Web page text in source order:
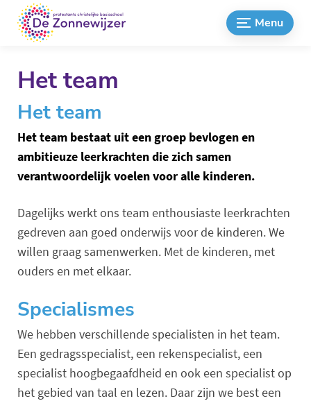
Menu
Het team
Het team
Het team bestaat uit een groep bevlogen en
ambitieuze leerkrachten die zich samen
verantwoordelijk voelen voor alle kinderen.
Dagelijks werkt ons team enthousiaste leerkrachten
gedreven aan goed onderwijs voor de kinderen. We
willen graag samenwerken. Met de kinderen, met
ouders en met elkaar.
Specialismes
We hebben verschillende specialisten in het team.
Een gedragsspecialist, een rekenspecialist, een
specialist hoogbegaafdheid en ook een specialist op
het gebied van taal en lezen. Daar zijn we best een